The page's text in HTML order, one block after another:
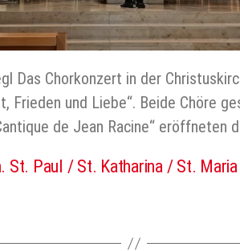
Chorkonzert in der
und Liebe“. Beide Chöre
de Jean Racine“ eröffneten
St. Paul / St. Katharina / St. Maria